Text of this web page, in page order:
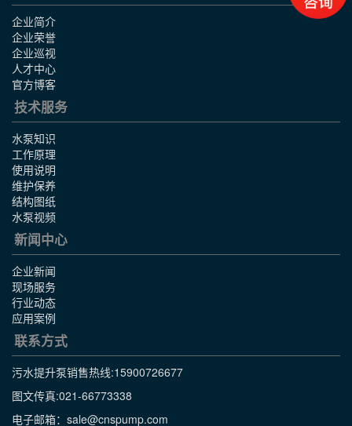
企业简介
企业荣誉
企业巡视
人才中心
官方博客
技术服务
水泵知识
工作原理
使用说明
维护保养
结构图纸
水泵视频
新闻中心
企业新闻
现场服务
行业动态
应用案例
联系方式
污水提升泵销售热线:15900726677
图文传真:021-66773338
电子邮箱：sale@cnspump.com